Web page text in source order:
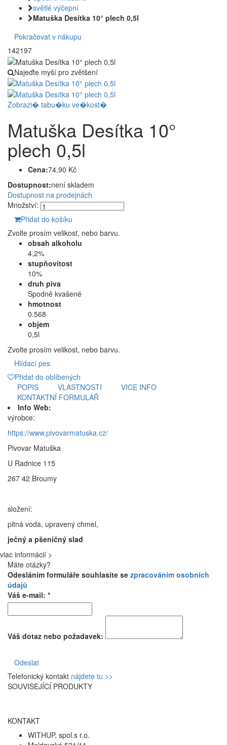
světlé výčepní
Matuška Desítka 10° plech 0,5l
Pokračovat v nákupu
142197
Najeďte myší pro zvětšení
Zobrazi� tabu�ku ve�kost�
Matuška Desítka 10°
plech 0,5l
Cena:74,90 Kč
Dostupnost:není skladem
Dostupnost na prodejnách
Množství:
Přidat do košíku
Zvolte prosím velikost, nebo barvu.
obsah alkoholu
4,2%
stupňovitost
10%
druh piva
Spodně kvašené
hmotnost
0.568
objem
0,5l
Zvolte prosím velikost, nebo barvu.
Hlídací pes
Přidat do oblíbených
POPIS
VLASTNOSTI
VICE INFO
KONTAKTNÍ FORMULÁŘ
Info Web:
výrobce:
https://www.pivovarmatuska.cz/
Pivovar Matuška
U Radnice 115
267 42 Broumy
složení:
pitná voda, upravený chmel,
ječný a pšeničný slad
viac informácií >
Máte otázky?
Odesláním formuláře souhlasíte se zpracováním osobních
údajů
Váš e-mail: *
Váš dotaz nebo požadavek:
Odeslat
Telefonický kontakt nájdete tu >>
SOUVISEJÍCÍ PRODUKTY
KONTAKT
WITHUP, spol.s r.o.